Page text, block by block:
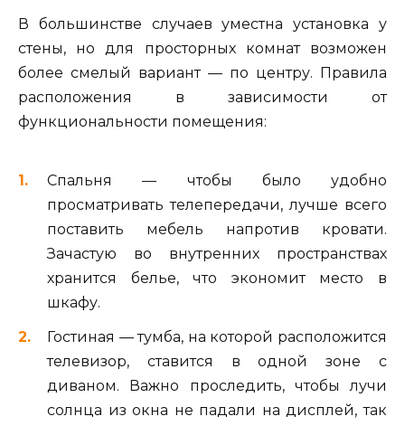
В большинстве случаев уместна установка у
стены, но для просторных комнат возможен
более смелый вариант — по центру. Правила
расположения в зависимости от
функциональности помещения:
Спальня — чтобы было удобно
просматривать телепередачи, лучше всего
поставить мебель напротив кровати.
Зачастую во внутренних пространствах
хранится белье, что экономит место в
шкафу.
Гостиная — тумба, на которой расположится
телевизор, ставится в одной зоне с
диваном. Важно проследить, чтобы лучи
солнца из окна не падали на дисплей, так